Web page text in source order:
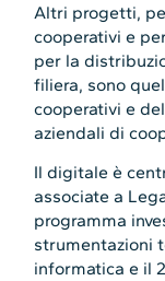
Altri progetti,
cooperativi e
per la
filiera, sono
cooperativi e
aziendali di
Il digitale è
associate a
programma
strumentazioni
informatica e il